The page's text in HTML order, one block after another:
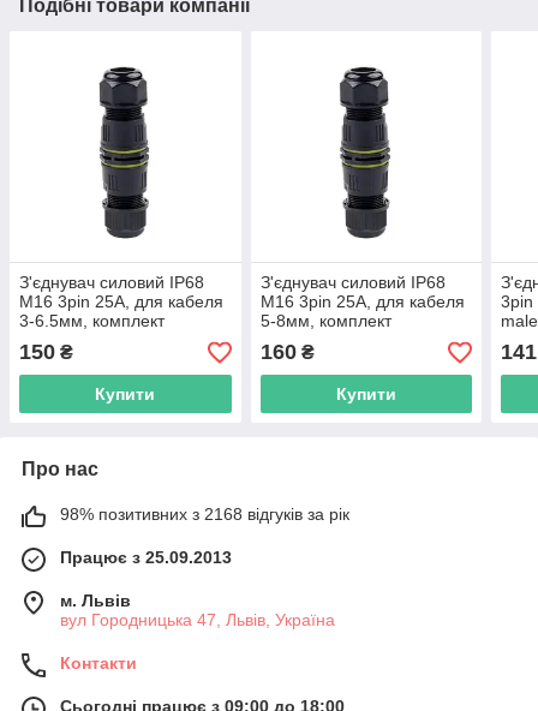
Подібні товари компанії
З'єднувач силовий IP68
M16 3pin 25A, для кабеля
3-6.5мм, комплект
male+female, водостійкий
150 ₴
Купити
З'єднувач силовий IP68
M16 3pin 25A, для кабеля
5-8мм, комплект
male+female, водостійкий
160₴
Купити
3pin
141
Про нас
98% позитивних з 2168 відгуків за рік
Працює з 25.09.2013
м. Львів
вул Городницька 47, Львів, Україна
Контакти
Сьогодні працює з 09:00 до 18:00